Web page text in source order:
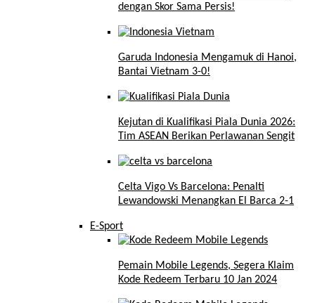
dengan Skor Sama Persis!
Garuda Indonesia Mengamuk di Hanoi,
Bantai Vietnam 3-0!
Kejutan di Kualifikasi Piala Dunia 2026:
Tim ASEAN Berikan Perlawanan Sengit
Celta Vigo Vs Barcelona: Penalti
Lewandowski Menangkan El Barca 2-1
E-Sport
Pemain Mobile Legends, Segera Klaim
Kode Redeem Terbaru 10 Jan 2024